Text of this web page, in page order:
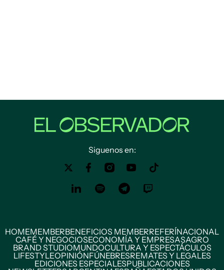
Siguenos en:
HOMEMEMBERBENEFICIOS MEMBERREFERÍNACIONAL
CAFÉ Y NEGOCIOSECONOMÍA Y EMPRESASAGRO
BRAND STUDIOMUNDOCULTURA Y ESPECTÁCULOS
LIFESTYLEOPINIÓNFÚNEBRESREMATES Y LEGALES
EDICIONES ESPECIALESPUBLICACIONES